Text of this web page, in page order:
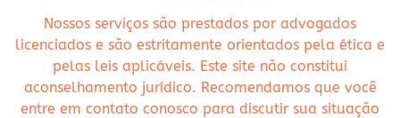
Nossos serviços são prestados por advogados
licenciados e são estritamente orientados pela ética e
pelas leis aplicáveis. Este site não constitui
aconselhamento jurídico. Recomendamos que você
entre em contato conosco para discutir sua situação